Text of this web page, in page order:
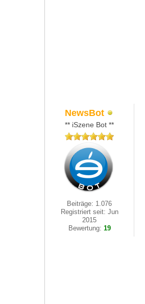
NewsBot
** iSzene Bot **
Beiträge: 1.076
Registriert seit: Jun
2015
Bewertung: 19